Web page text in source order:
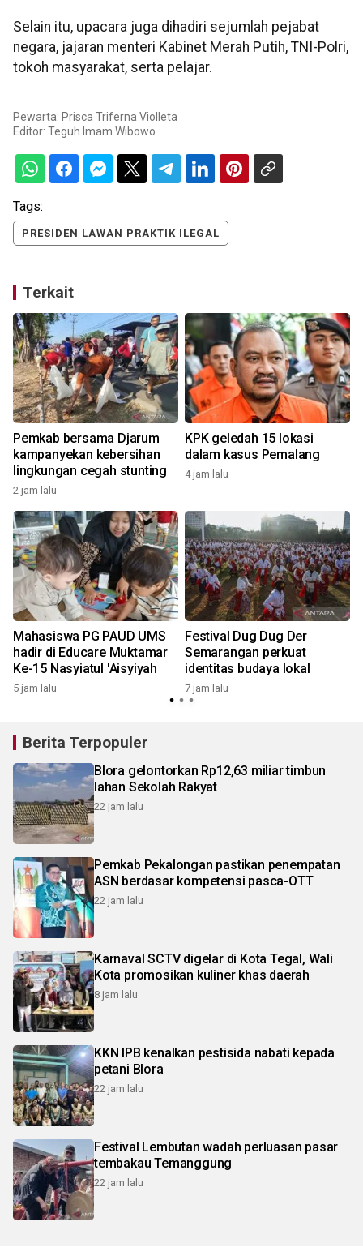
Selain itu, upacara juga dihadiri sejumlah pejabat
negara, jajaran menteri Kabinet Merah Putih, TNI-Polri,
tokoh masyarakat, serta pelajar.
Pewarta: Prisca Triferna Violleta
Editor: Teguh Imam Wibowo
Tags:
PRESIDEN LAWAN PRAKTIK ILEGAL
Terkait
Pemkab bersama Djarum
kampanyekan kebersihan
lingkungan cegah stunting
2 jam lalu
KPK geledah 15 lokasi
dalam kasus Pemalang
4 jam lalu
Mahasiswa PG PAUD UMS
hadir di Educare Muktamar
Ke-15 Nasyiatul 'Aisyiyah
5 jam lalu
Festival Dug Dug Der
Semarangan perkuat
identitas budaya lokal
7 jam lalu
Berita Terpopuler
Blora gelontorkan Rp12,63 miliar timbun
lahan Sekolah Rakyat
22 jam lalu
Pemkab Pekalongan pastikan penempatan
ASN berdasar kompetensi pasca-OTT
22 jam lalu
Karnaval SCTV digelar di Kota Tegal, Wali
Kota promosikan kuliner khas daerah
8 jam lalu
KKN IPB kenalkan pestisida nabati kepada
petani Blora
22 jam lalu
Festival Lembutan wadah perluasan pasar
tembakau Temanggung
22 jam lalu